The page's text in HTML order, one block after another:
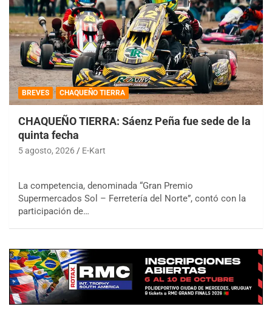
BREVES CHAQUEÑO TIERRA
CHAQUEÑO TIERRA: Sáenz Peña fue sede de la
quinta fecha
5 agosto, 2026 E-Kart
La competencia, denominada “Gran Premio
Supermercados Sol – Ferretería del Norte”, contó con la
participación de…